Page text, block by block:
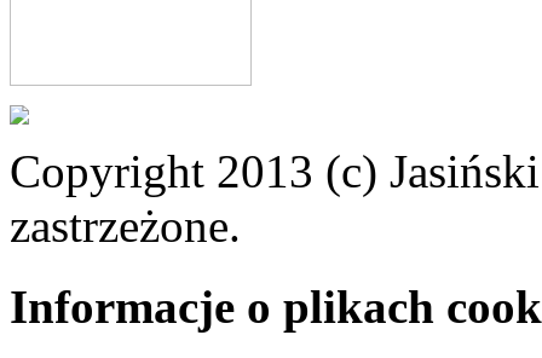
Copyright 2013 (c)
zastrzeżone.
Informacje o plikach